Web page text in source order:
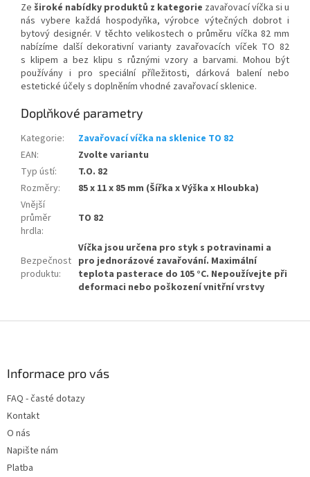
Ze široké nabídky produktů z kategorie zavařovací víčka si u
nás vybere každá hospodyňka, výrobce výtečných dobrot i
bytový designér.V těchto velikostech o průměru víčka 82 mm
nabízíme další dekorativní varianty zavařovacích víček TO 82
s klipem a bez klipu s různými vzory a barvami. Mohou být
používány i pro speciální příležitosti, dárková balení nebo
estetické účely s doplněním vhodné zavařovací sklenice.
Doplňkové parametry
Kategorie:
Zavařovací víčka na sklenice TO 82
EAN:
Zvolte variantu
Typ ústí:
T.O. 82
Rozměry:
85 x 11 x 85 mm (Šířka x Výška x Hloubka)
Vnější
průměr
hrdla:
TO 82
Bezpečnost
produktu:
Víčka jsou určena pro styk s potravinami a
pro jednorázové zavařování. Maximální
teplota pasterace do 105 °C. Nepoužívejte při
deformaci nebo poškození vnitřní vrstvy
Informace pro vás
FAQ - časté dotazy
Kontakt
O nás
Napište nám
Platba